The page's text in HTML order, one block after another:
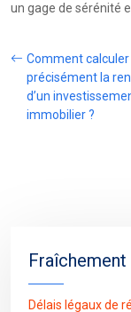
un gage de sérénité
Comment calculer
précisément la
d’un
immobilier ?
Délais légaux de